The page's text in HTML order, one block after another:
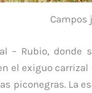
Campos
– Rubio,
el exiguo
piconegras. La